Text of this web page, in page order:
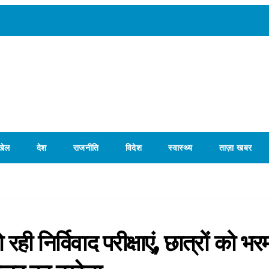
देश राजनीति विदेश स्वास्थ्य ताज़ा खबर
निर्विवाद परीक्षाएं, छात्रों को